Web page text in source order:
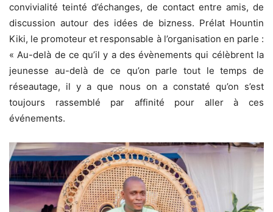
convivialité teinté d’échanges, de contact entre amis, de
discussion autour des idées de bizness. Prélat Hountin
Kiki, le promoteur et responsable à l’organisation en parle :
« Au-delà de ce qu’il y a des évènements qui célèbrent la
jeunesse au-delà de ce qu’on parle tout le temps de
réseautage, il y a que nous on a constaté qu’on s’est
toujours rassemblé par affinité pour aller à ces
événements.